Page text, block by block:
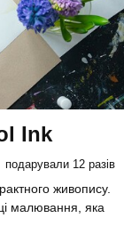
Ink
подарували 12 разів
живопису.
малювання, яка